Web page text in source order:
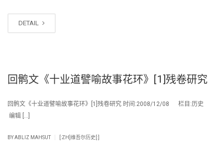
DETAIL
回鹘文《十业道譬喻故事花环》[1]残卷研究
回鹘文《十业道譬喻故事花环》[1]残卷研究 时间:2008/12/08 栏目:历史
编辑 […]
BYABLIZ MAHSUT [:ZH]维吾尔历史[:]